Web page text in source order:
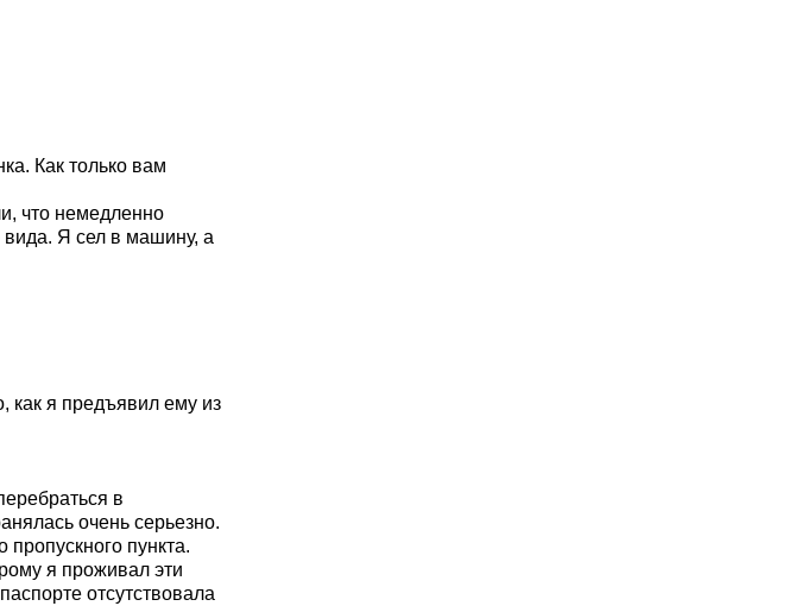
Как только вам
что немедленно
Я сел в машину, а
как я предъявил ему из
в
очень серьезно.
пункта.
я проживал эти
отсутствовала